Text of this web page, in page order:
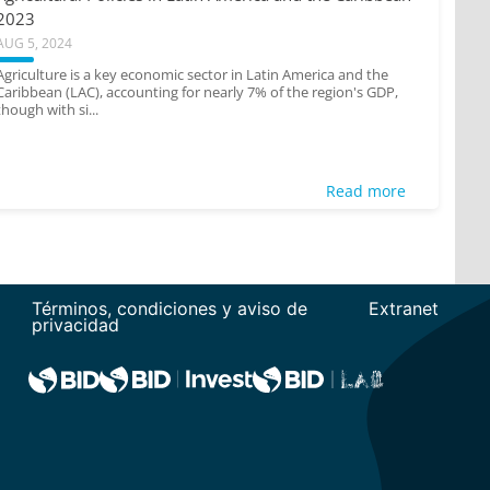
5, 2024
is a key economic sector in Latin America and the
(LAC), accounting for nearly 7% of the region's GDP,
with si...
Read more